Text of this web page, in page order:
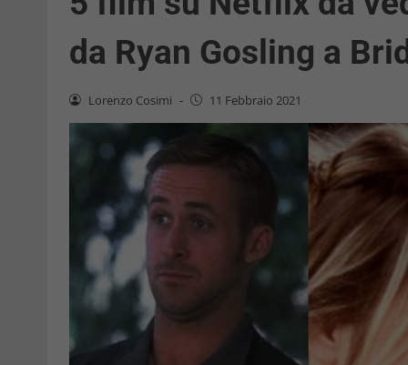
da Ryan Gosling a
Lorenzo Cosimi - 11 Febbraio 2021